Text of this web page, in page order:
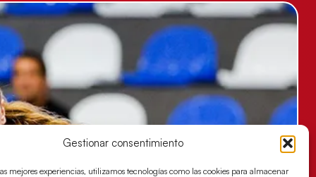
Gestionar consentimiento
mejores experiencias, utilizamos tecnologías como las cookies para almacenar